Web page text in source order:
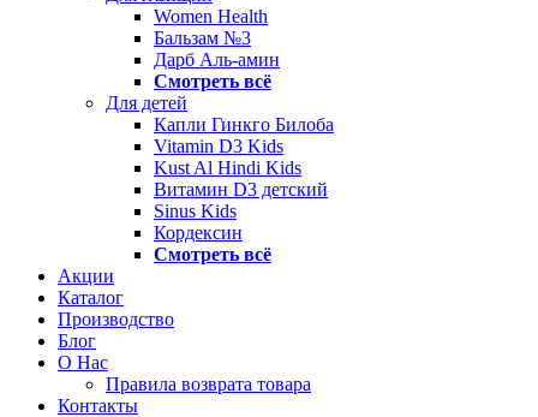
Women Health
Бальзам №3
Дарб Аль-амин
Смотреть всё
Для детей
Капли Гинкго Билоба
Vitamin D3 Kids
Kust Al Hindi Kids
Витамин D3 детский
Sinus Kids
Кордексин
Смотреть всё
Акции
Каталог
Производство
Блог
О Нас
Правила возврата товара
Контакты